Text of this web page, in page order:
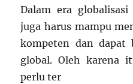
Dalam era
juga harus mampu
kompeten dan dapat
global. Oleh karena
perlu ter